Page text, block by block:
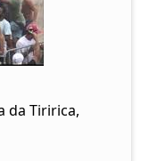
da Tiririca,